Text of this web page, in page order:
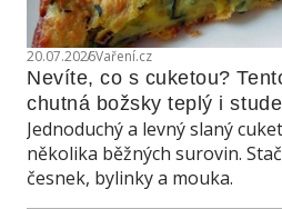
20.07.2026Vaření.cz
Nevíte, co s cuketou?
chutná božsky teplý i
Jednoduchý a levný slaný
několika běžných surovin.
česnek, bylinky a mouka.